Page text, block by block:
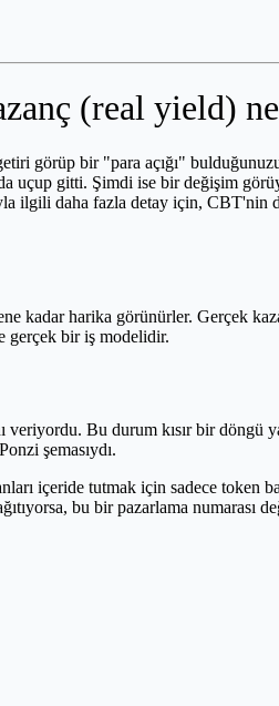
(real yield)
görüp bir "para açığı"
uçup gitti. Şimdi ise bir değişim
ilgili daha fazla detay için, CBT'nin
kadar harika görünürler. Gerçek
gerçek bir iş modelidir.
Bu durum kısır bir döngü
şemasıydı.
içeride tutmak için sadece token
bu bir pazarlama numarası